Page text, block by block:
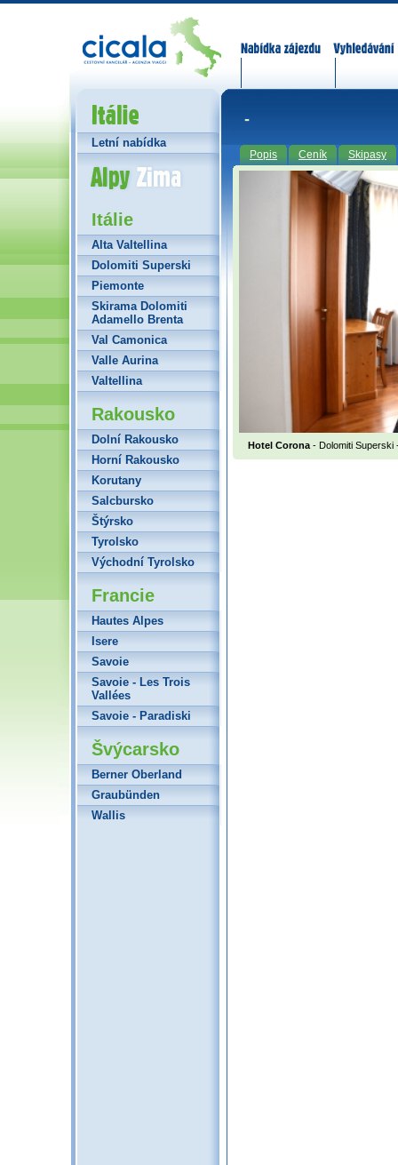
-
Popis Ceník Skipasy
Hotel Corona - Dolomiti Superski
Itálie
Letní nabídka
Alpy Zima
Itálie
Alta Valtellina
Dolomiti Superski
Piemonte
Skirama Dolomiti
Adamello Brenta
Val Camonica
Valle Aurina
Valtellina
Rakousko
Dolní Rakousko
Horní Rakousko
Korutany
Salcbursko
Štýrsko
Tyrolsko
Východní Tyrolsko
Francie
Hautes Alpes
Isere
Savoie
Savoie - Les Trois
Vallées
Savoie - Paradiski
Švýcarsko
Berner Oberland
Graubünden
Wallis